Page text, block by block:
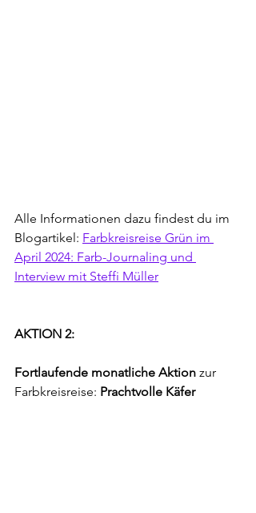
Alle Informationen dazu findest du im
Blogartikel: Farbkreisreise Grün im
April 2024: Farb-Journaling und
Interview mit Steffi Müller
AKTION 2:
Fortlaufende monatliche Aktion zur
Farbkreisreise: Prachtvolle Käfer